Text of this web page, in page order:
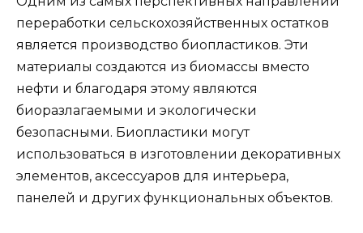
переработки сельскохозяйственных остатков
является производство биопластиков. Эти
материалы создаются из биомассы вместо
нефти и благодаря этому являются
биоразлагаемыми и экологически
безопасными. Биопластики могут
использоваться в изготовлении декоративных
элементов, аксессуаров для интерьера,
панелей и других функциональных объектов.